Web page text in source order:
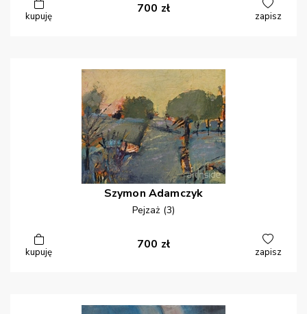
kupuję
700 zł
zapisz
Szymon Adamczyk
Pejzaż (3)
kupuję
700 zł
zapisz